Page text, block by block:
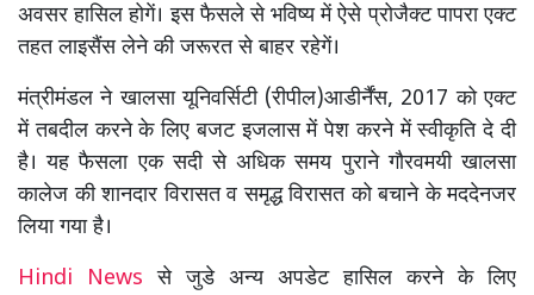
अवसर हासिल होगें। इस फैसले से भविष्य में ऐसे प्रोजैक्ट पापरा एक्ट
तहत लाइसैंस लेने की जरूरत से बाहर रहेगें।
मंत्रीमंडल ने खालसा यूनिवर्सिटी (रीपील)आडीर्नैंस, 2017 को एक्ट
में तबदील करने के लिए बजट इजलास में पेश करने में स्वीकृति दे दी
है। यह फैसला एक सदी से अधिक समय पुराने गौरवमयी खालसा
कालेज की शानदार विरासत व समृद्ध विरासत को बचाने के मददेनजर
लिया गया है।
Hindi Newsसे जुडे अन्य अपडेट हासिल करने के लिए